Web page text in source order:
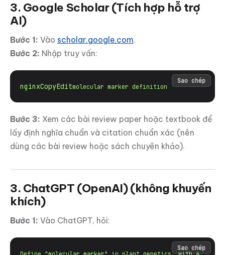
3. Google Scholar (Tích hợp hỗ trợ
AI)
Bước 1: Vào scholar.google.com.
Bước 2: Nhập truy vấn:
nginxCopyEdit
Sao chép
Bước 3: Xem các bài review paper hoặc textbook để
lấy định nghĩa chuẩn và citation chuẩn xác (nên
dùng các bài review hoặc sách chuyên khảo).
3. ChatGPT (OpenAI)(không khuyến
khích)
Bước 1: Vào ChatGPT, hỏi:
Sao chép